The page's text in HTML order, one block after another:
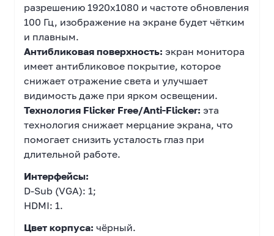
разрешению 1920x1080 и частоте обновления
100 Гц, изображение на экране будет чётким
и плавным.
Антибликовая поверхность: экран монитора
имеет антибликовое покрытие, которое
снижает отражение света и улучшает
видимость даже при ярком освещении.
Технология Flicker Free/Anti-Flicker: эта
технология снижает мерцание экрана, что
помогает снизить усталость глаз при
длительной работе.
Интерфейсы:
D-Sub (VGA): 1;
HDMI: 1.
Цвет корпуса: чёрный.